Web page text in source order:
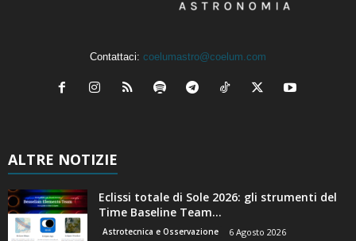
Contattaci: coelumastro@coelum.com
ALTRE NOTIZIE
Eclissi totale di Sole 2026: gli strumenti del
Time Baseline Team...
Astrotecnica e Osservazione 6 Agosto 2026